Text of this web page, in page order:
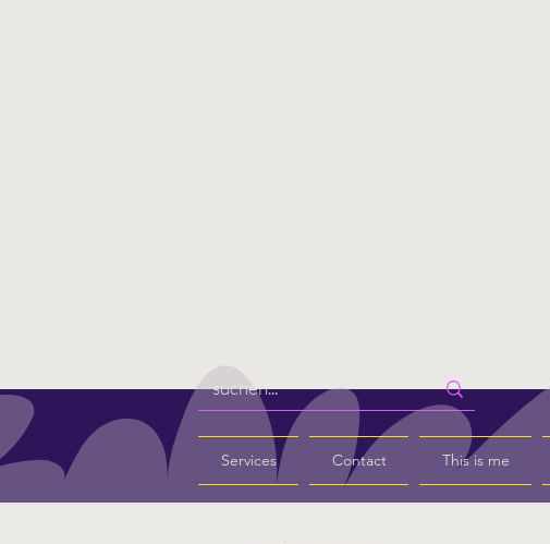
Services Contact This is me